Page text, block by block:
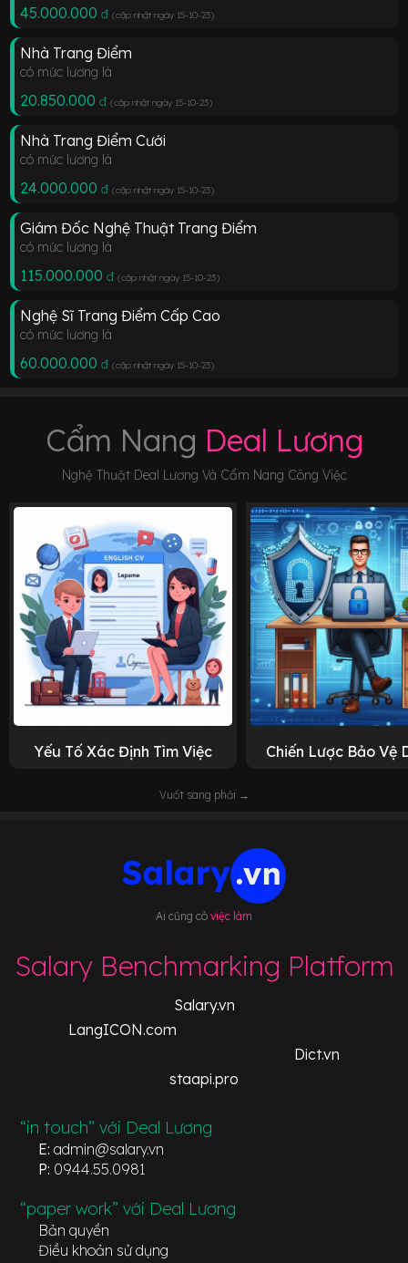
45.000.000 đ (cập nhật ngày 15-10-23)
Nhà Trang Điểm
có mức lương là
20.850.000 đ (cập nhật ngày 15-10-23)
Nhà Trang Điểm Cưới
có mức lương là
24.000.000 đ (cập nhật ngày 15-10-23)
Giám Đốc Nghệ Thuật Trang Điểm
có mức lương là
115.000.000 đ (cập nhật ngày 15-10-23)
Nghệ Sĩ Trang Điểm Cấp Cao
có mức lương là
60.000.000 đ (cập nhật ngày 15-10-23)
Cẩm Nang Deal Lương
Nghệ Thuật Deal Lương Và Cẩm Nang Công Việc
Yếu Tố Xác Định Tìm Việc Chiến Lược Bảo Vệ
Vuốt sang phải →
Ai cũng có việc làm
Salary Benchmarking Platform
Salary.vn
LangICON.com
Dict.vn
staapi.pro
“in touch” với Deal Lương
E: admin@salary.vn
P: 0944.55.0981
“paper work” với Deal Lương
Bản quyền
Điều khoản sử dụng